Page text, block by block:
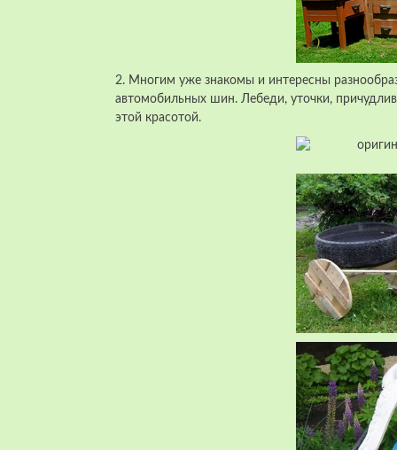
2. Многим уже знакомы и интересны
автомобильных шин. Лебеди, уточки,
этой красотой.